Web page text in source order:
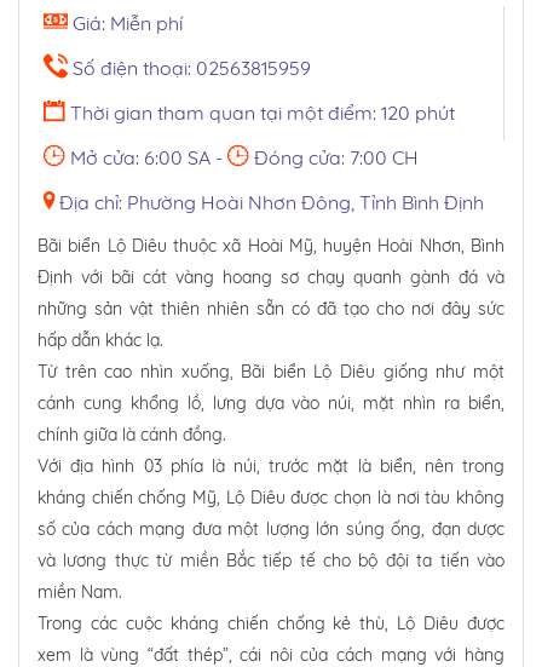
Giá: Miễn phí
Số điện thoại: 02563815959
Thời gian tham quan tại một điểm: 120 phút
Mở cửa: 6:00 SA -
Đóng cửa: 7:00 CH
Địa chỉ: Phường Hoài Nhơn Đông, Tỉnh Bình Định
Bãi biển Lộ Diêu thuộc xã Hoài Mỹ, huyện Hoài Nhơn, Bình
Định với bãi cát vàng hoang sơ chạy quanh gành đá và
những sản vật thiên nhiên sẵn có đã tạo cho nơi đây sức
hấp dẫn khác lạ.
Từ trên cao nhìn xuống, Bãi biển Lộ Diêu giống như một
cánh cung khổng lồ, lưng dựa vào núi, mặt nhìn ra biển,
chính giữa là cánh đồng.
Với địa hình 03 phía là núi, trước mặt là biển, nên trong
kháng chiến chống Mỹ, Lộ Diêu được chọn là nơi tàu không
số của cách mạng đưa một lượng lớn súng ống, đạn dược
và lương thực từ miền Bắc tiếp tế cho bộ đội ta tiến vào
miền Nam.
Trong các cuộc kháng chiến chống kẻ thù, Lộ Diêu được
xem là vùng “đất thép”, cái nôi của cách mạng với hàng